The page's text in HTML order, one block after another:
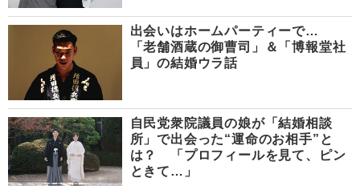
出会いはホームパーティーで…
「老舗酒蔵の御曹司」＆「博報堂社
員」の結婚ウラ話
自民党衆院議員の娘が「結婚相談
所」で出会った“運命のお相手”と
は？ 「プロフィールを見て、ピン
ときて…」